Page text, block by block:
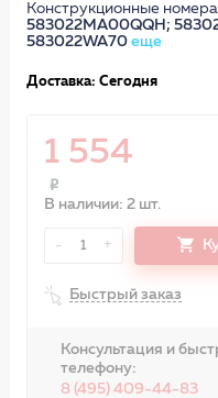
Конструкционные
583022MA00QQH;
583022WA70 еще
Доставка: Сегодня
1 554
В наличии: 2 шт.
- 1 +
Быстрый заказ
Консультация и
телефону:
8 (495) 409-44-83